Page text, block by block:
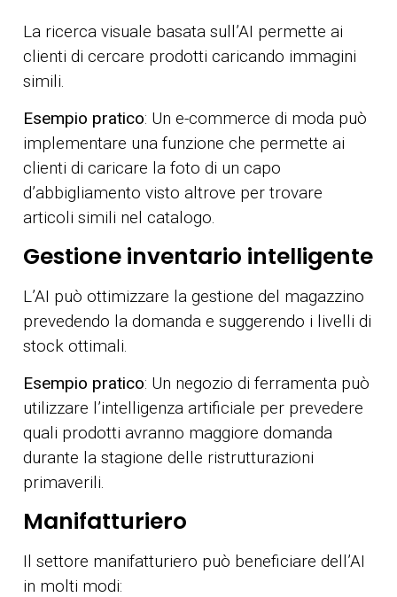
La ricerca visuale basata sull’AI permette ai
clienti di cercare prodotti caricando immagini
simili.
Esempio pratico: Un e-commerce di moda può
implementare una funzione che permette ai
clienti di caricare la foto di un capo
d’abbigliamento visto altrove per trovare
articoli simili nel catalogo.
Gestione inventario intelligente
L’AI può ottimizzare la gestione del magazzino
prevedendo la domanda e suggerendo i livelli di
stock ottimali.
Esempio pratico: Un negozio di ferramenta può
utilizzare l’intelligenza artificiale per prevedere
quali prodotti avranno maggiore domanda
durante la stagione delle ristrutturazioni
primaverili.
Manifatturiero
Il settore manifatturiero può beneficiare dell’AI
in molti modi: